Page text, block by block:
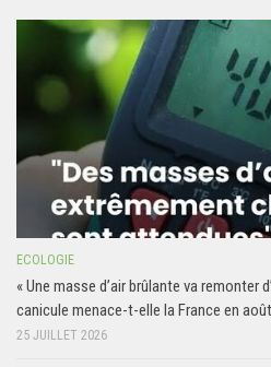
ECOLOGIE
« Une masse d’air brûlante va remonter
canicule menace-t-elle la France en
25 JUILLET 2026